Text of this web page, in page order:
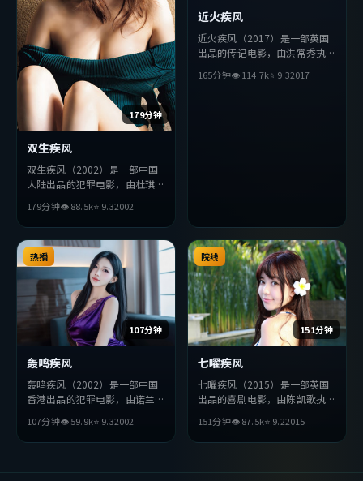
179分钟
双生疾风
双生疾风（2002）是一部中国
大陆出品的犯罪电影，由杜琪峰
主演。影片在叙事与视听上力求
突破，探讨人性与抉择，节奏张
弛有度，适合喜欢该类型的观众
完整观看。
179分钟👁88.5k⭐ 9.32002
近火疾风
近火疾风（2017）是一部英国
出品的传记电影，由洪常秀执
汤唯等主演。影片在叙事与视听
165分钟👁114.7k⭐ 9.32017
107分钟
热播
轰鸣疾风
轰鸣疾风（2002）是一部中国
香港出品的犯罪电影，由诺兰执
主演。影片在叙事与视听上力求
突破，探讨人性与抉择，节奏张
107分钟👁59.9k⭐ 9.32002
151分钟
院线
七曜疾风
七曜疾风（2015）是一部英国
出品的喜剧电影，由陈凯歌执
等主演。影片在叙事与视听上力
求突破，探讨人性与抉择，节奏
151分钟👁87.5k⭐ 9.22015